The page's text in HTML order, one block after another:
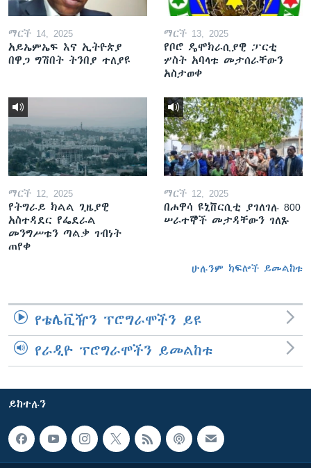
ማርች 14, 2025
አይኤምኤፍ እና ኢትዮጵያ
በዋጋ ግሽበት ትንበያ ተለያዩ
ማርች 13, 2025
የቦሮ ዴሞክራሲያዊ ፓርቲ
ሦስት አባላቱ መታሰራቸውን
አስታወቀ
ማርች 12, 2025
የትግራይ ክልል ጊዜያዊ
አስተዳደር የፌደራል
መንግሥቱን ጣልቃ ገብነት
ጠየቀ
ማርች 12, 2025
በሐዋሳ ዩኒቨርሲቲ ያገለገሉ 800
ሠራተኞች መታዳቸውን ገለጹ
ሁሉንም ክፍሎች ይመልከቱ
የቴሌቪዥን ፕሮግራሞችን ይዩ
የራዲዮ ፕሮግራሞችን ይመልከቱ
ይከተሉን